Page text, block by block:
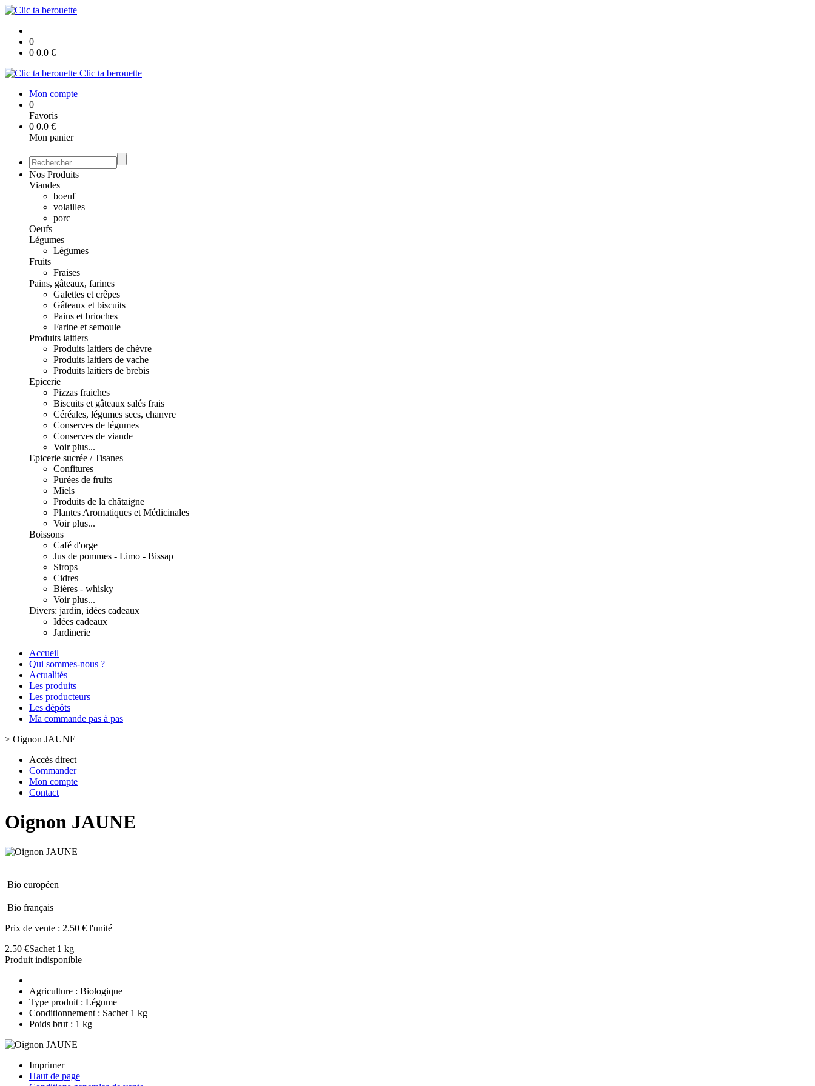
0
0 0.0 €
Clic ta berouette
Mon compte
0
Favoris
0 0.0 €
Mon panier
Nos Produits
Viandes
boeuf
volailles
porc
Oeufs
Légumes
Légumes
Fruits
Fraises
Pains, gâteaux, farines
Galettes et crêpes
Gâteaux et biscuits
Pains et brioches
Farine et semoule
Produits laitiers
Produits laitiers de chèvre
Produits laitiers de vache
Produits laitiers de brebis
Epicerie
Pizzas fraiches
Biscuits et gâteaux salés frais
Céréales, légumes secs, chanvre
Conserves de légumes
Conserves de viande
Voir plus...
Epicerie sucrée / Tisanes
Confitures
Purées de fruits
Miels
Produits de la châtaigne
Plantes Aromatiques et Médicinales
Voir plus...
Boissons
Café d'orge
Jus de pommes - Limo - Bissap
Sirops
Cidres
Bières - whisky
Voir plus...
Divers: jardin, idées cadeaux
Idées cadeaux
Jardinerie
Accueil
Qui sommes-nous ?
Actualités
Les produits
Les producteurs
Les dépôts
Ma commande pas à pas
> Oignon JAUNE
Accès direct
Commander
Mon compte
Contact
Oignon JAUNE
Bio européen
Bio français
Prix de vente : 2.50 € l'unité
2.50 €Sachet 1 kg
Produit indisponible
Agriculture : Biologique
Type produit : Légume
Conditionnement : Sachet 1 kg
Poids brut : 1 kg
Imprimer
Haut de page